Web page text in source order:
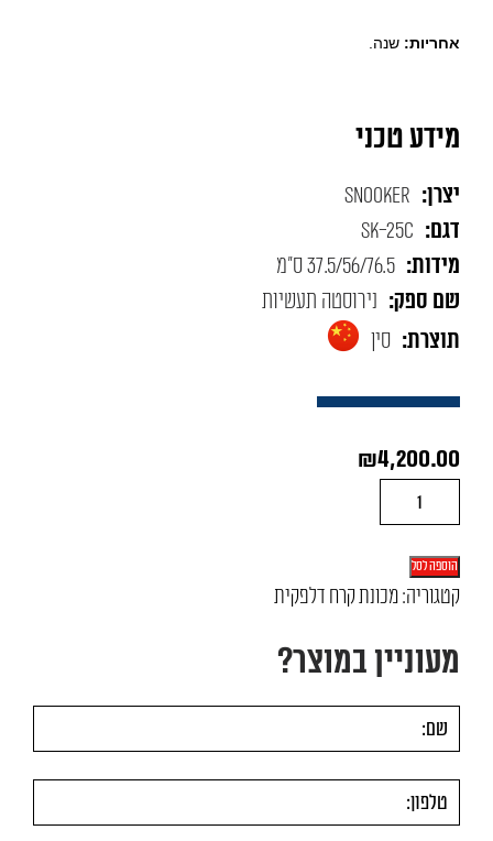
אחריות: שנה.
מידע טכני
יצרן: SNOOKER
דגם: SK-25C
מידות: 37.5/56/76.5 ס"מ
שם ספק: נירוסטה תעשיות
תוצרת: סין
₪4,200.00
של
מכונת
קרח
SK-
הוספה לסל
קטגוריה:מכונת קרח דלפקית​
מעוניין במוצר?